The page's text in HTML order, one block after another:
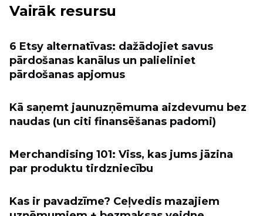
Vairāk resursu
6 Etsy alternatīvas: dažādojiet savus
pārdošanas kanālus un palieliniet
pārdošanas apjomus
Kā saņemt jaunuzņēmuma aizdevumu bez
naudas (un citi finansēšanas padomi)
Merchandising 101: Viss, kas jums jāzina
par produktu tirdzniecību
Kas ir pavadzīme? Ceļvedis mazajiem